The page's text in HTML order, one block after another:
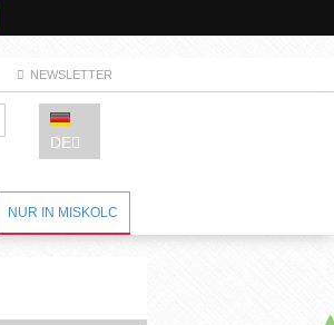
NEWSLETTER
DE
NUR IN MISKOLC